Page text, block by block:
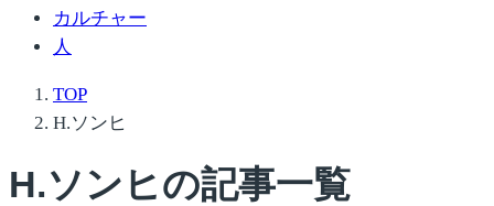
カルチャー
人
TOP
H.ソンヒ
H.ソンヒの記事一覧